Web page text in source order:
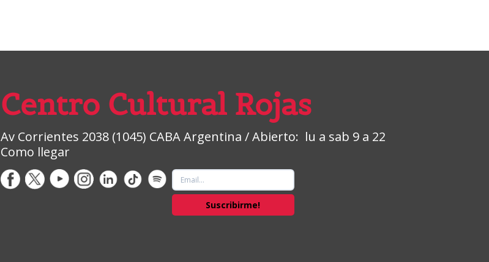
Centro Cultural Rojas
Av Corrientes 2038 (1045) CABA Argentina / Abierto: lu a sab 9 a 22
Como llegar